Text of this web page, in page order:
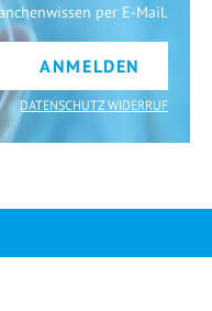
per E-Mail.
ANMELDEN
DATENSCHUTZ WIDERRUF